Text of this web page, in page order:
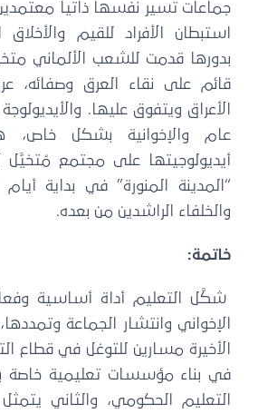
جماعات تسير نفسها ذاتياً
استبطان الأفراد للقيم والأخلاق
بدورها قدمت للشعب الألماني
قائم على نقاء العرق وصفائه،
الأعراق ويتفوق عليها.
عام والإخوانية بشكل خاص،
أيديولوجيتها على مجتمع مُتخيَّل
“المدينة المنورة” في بداية
والخلفاء الراشدين من بعده.
خاتمة:
شكَّل التعليم أداة أساسية
الإخواني وانتشار الجماعة
الأخيرة مسارين للتوغل في قطاع
في بناء مؤسسات تعليمية خاصة
التعليم الحكومي، والثاني